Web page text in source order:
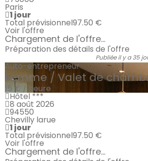
Paris
1 jour
Total prévisionnel97.50 €
Voir l'offre
Chargement de l'offre...
Préparation des détails de l'offre
Publiée il y a 35
Auto-entrepreneur
Femme / Valet de
15 € / heure
Hôtel ***
8 août 2026
94550
Chevilly larue
1 jour
Total prévisionnel97.50 €
Voir l'offre
Chargement de l'offre...